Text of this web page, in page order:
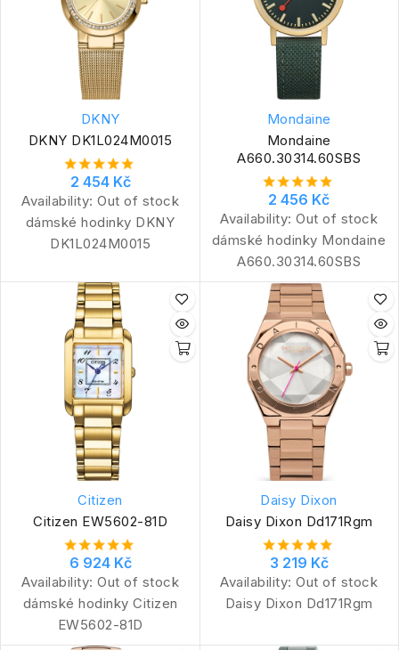
DKNY
DKNY DK1L024M0015
2 454 Kč
Availability: Out of stock
dámské hodinky DKNY
DK1L024M0015
Mondaine
Mondaine
A660.30314.60SBS
2 456 Kč
Availability: Out of stock
dámské hodinky Mondaine
A660.30314.60SBS
Citizen
Citizen EW5602-81D
6 924 Kč
Availability: Out of stock
dámské hodinky Citizen
EW5602-81D
Daisy Dixon
Daisy Dixon Dd171Rgm
3 219 Kč
Availability: Out of stock
Daisy Dixon Dd171Rgm